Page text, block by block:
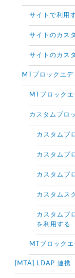
サイトで利用
サイトのカス
サイトのカス
MTブロックエデ
MTブロック
カスタムブロ
カスタムブ
カスタムブ
カスタムブ
カスタムス
カスタムブ
を利用する
MTブロック
[MTA] LDAP 連携